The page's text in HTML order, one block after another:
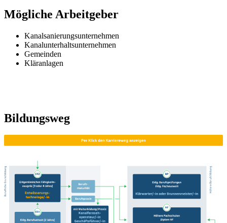
Mögliche Arbeitgeber
Kanalsanierungsunternehmen
Kanalunterhaltsunternehmen
Gemeinden
Kläranlagen
Bildungsweg